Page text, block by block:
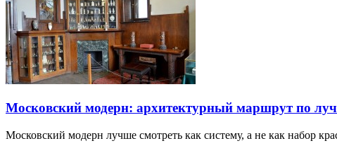
Московский модерн: архитектурный маршрут по
Московский модерн лучше смотреть как систему, а не как набор